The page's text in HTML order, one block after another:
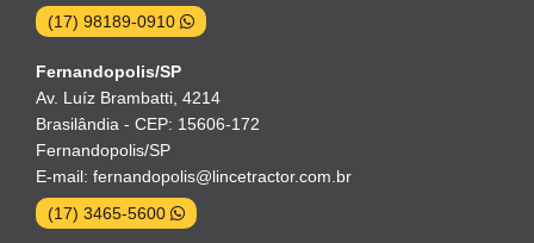
(17) 98189-0910
Fernandopolis/SP
Av. Luíz Brambatti, 4214
Brasilândia - CEP: 15606-172
Fernandopolis/SP
E-mail: fernandopolis@lincetractor.com.br
(17) 3465-5600